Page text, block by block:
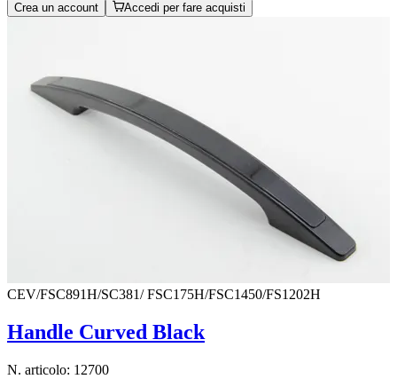
Crea un account Accedi per fare acquisti
CEV/FSC891H/SC381/ FSC175H/FSC1450/FS1202H
Handle Curved Black
N. articolo: 12700